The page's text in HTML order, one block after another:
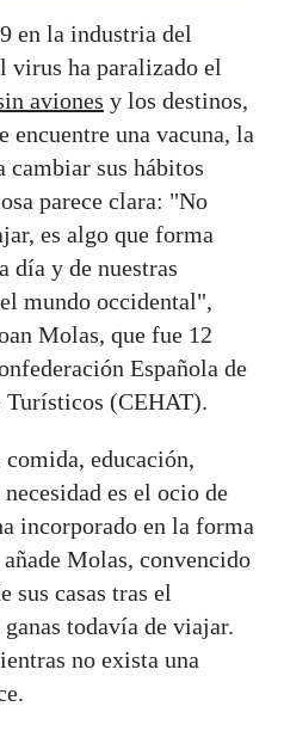
en la industria del
virus ha paralizado el
aviones y los destinos,
encuentre una vacuna, la
cambiar sus hábitos
parece clara: "No
es algo que forma
día y de nuestras
mundo occidental",
Molas, que fue 12
Española de
(CEHAT).
comida, educación,
es el ocio de
incorporado en la forma
Molas, convencido
sus casas tras el
todavía de viajar.
no exista una